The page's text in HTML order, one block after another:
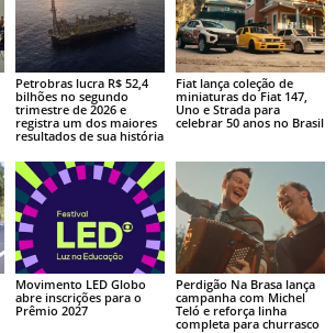
Petrobras lucra R$ 52,4
bilhões no segundo
trimestre de 2026 e
registra um dos maiores
resultados de sua história
Fiat lança coleção de
miniaturas do Fiat 147,
Uno e Strada para
celebrar 50 anos no Brasil
Movimento LED Globo
abre inscrições para o
Prêmio 2027
Perdigão Na Brasa lança
campanha com Michel
Teló e reforça linha
completa para churrasco